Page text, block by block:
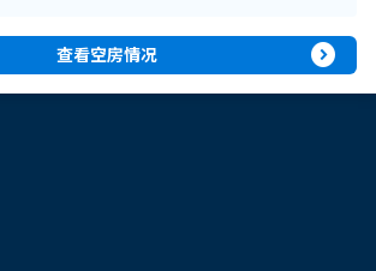
查看空房情况 expand_circle_right